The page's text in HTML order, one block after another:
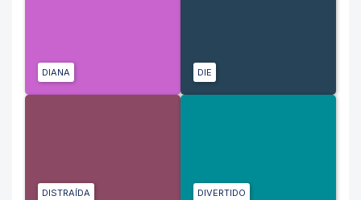
DIANA DIE
DISTRAÍDA DIVERTIDO